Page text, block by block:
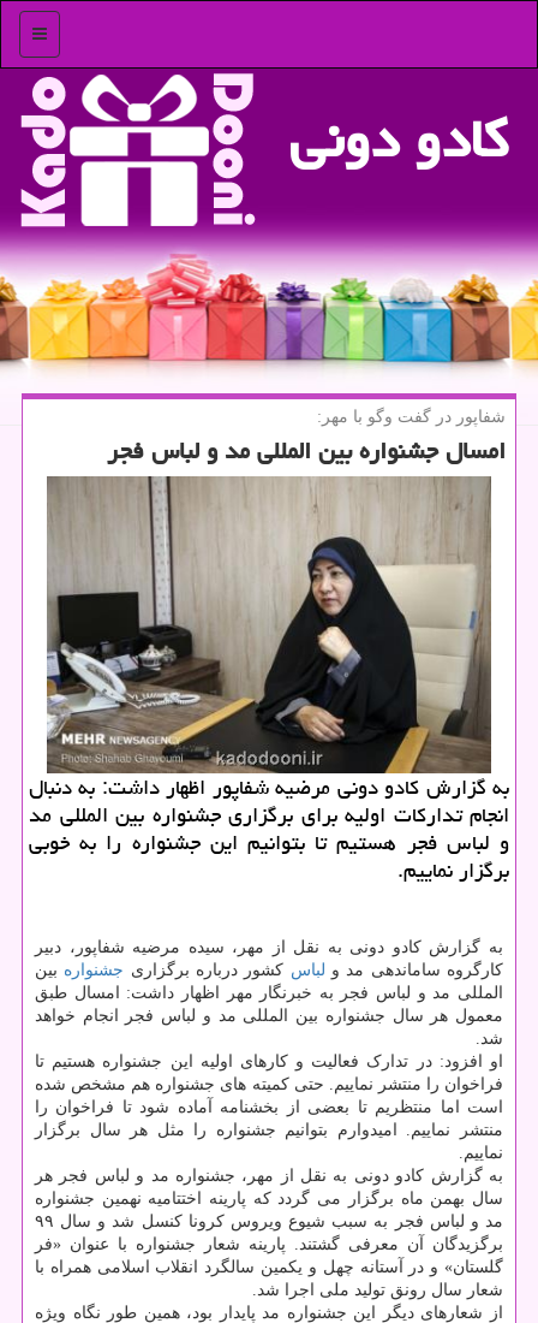
منو
كادو دونی
شفاپور در گفت وگو با مهر:
امسال جشنواره بین المللی مد و لباس فجر
به گزارش کادو دونی مرضیه شفاپور اظهار داشت: به دنبال
انجام تدارکات اولیه برای برگزاری جشنواره بین المللی مد
و لباس فجر هستیم تا بتوانیم این جشنواره را به خوبی
برگزار نماییم.
به گزارش کادو دونی به نقل از مهر، سیده مرضیه شفاپور، دبیر
کارگروه ساماندهی مد و لباس کشور درباره برگزاری جشنواره بین
المللی مد و لباس فجر به خبرنگار مهر اظهار داشت: امسال طبق
معمول هر سال جشنواره بین المللی مد و لباس فجر انجام خواهد
شد.
او افزود: در تدارک فعالیت و کارهای اولیه این جشنواره هستیم تا
فراخوان را منتشر نماییم. حتی کمیته های جشنواره هم مشخص شده
است اما منتظریم تا بعضی از بخشنامه آماده شود تا فراخوان را
منتشر نماییم. امیدوارم بتوانیم جشنواره را مثل هر سال برگزار
نماییم.
به گزارش کادو دونی به نقل از مهر، جشنواره مد و لباس فجر هر
سال بهمن ماه برگزار می گردد که پارینه اختتامیه نهمین جشنواره
مد و لباس فجر به سبب شیوع ویروس کرونا کنسل شد و سال ۹۹
برگزیدگان آن معرفی گشتند. پارینه شعار جشنواره با عنوان «فر
گلستان» و در آستانه چهل و یکمین سالگرد انقلاب اسلامی همراه با
شعار سال رونق تولید ملی اجرا شد.
از شعارهای دیگر این جشنواره مد پایدار بود، همین طور نگاه ویژه